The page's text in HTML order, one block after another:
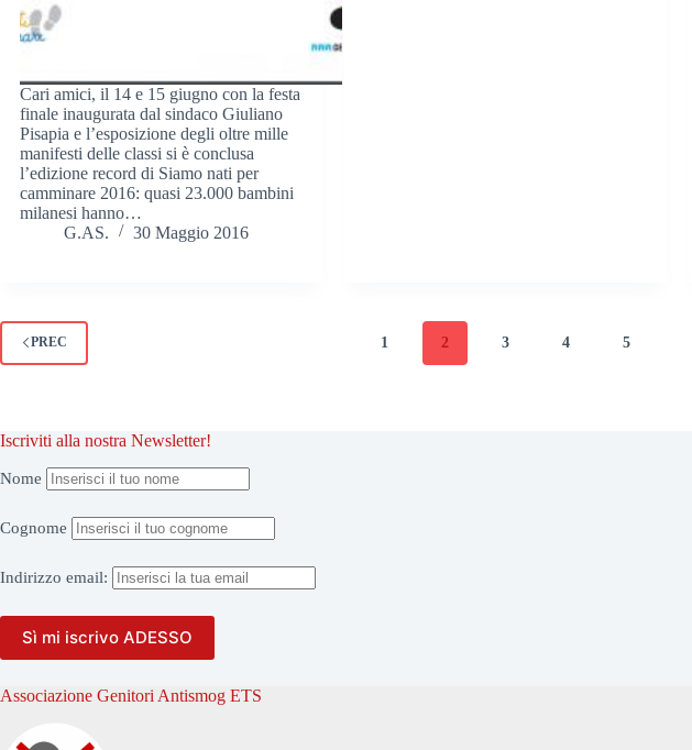
Cari amici, il 14 e 15 giugno con la festa
finale inaugurata dal sindaco Giuliano
Pisapia e l’esposizione degli oltre mille
manifesti delle classi si è conclusa
l’edizione record di Siamo nati per
camminare 2016: quasi 23.000 bambini
milanesi hanno…
G.AS.
30 Maggio 2016
PREC 1 2 3 4 5
Iscriviti alla nostra Newsletter!
Nome
Cognome
Indirizzo email:
Associazione Genitori Antismog ETS